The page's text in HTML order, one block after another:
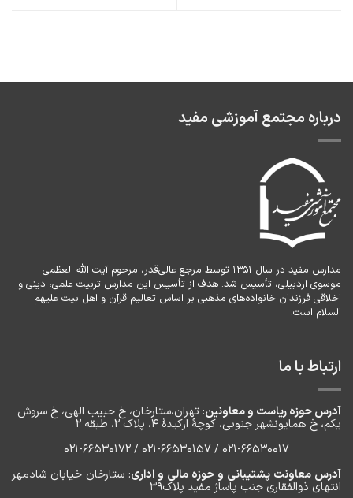
درباره مجتمع آموزشی مفید
مدارس مفید در سال ۱۳۵۱ توسط مرجع عالی‌قدر، مرحوم آیت الله العظمی
موسوی اردبیلی، تأسیس شد. هدف از تأسیس این مدارس تربیت علمی، دینی و
اخلاقی فرزندان خانواده‌های مذهبی بر اساس تعالیم قرآن و اهل بیت علیهم
السلام است.
ارتباط با ما
آدرس حوزه ریاست و معاونین: تهران،ستارخان، خ حبیب الهی، خ سروش
یکم، خ‌ همایونشهر جنوبی، کوچۀ ارکیدۀ ۴، پلاک ۲، طبقه ۲
۰۲۱-66530017 / 021-66530157 / 021-66530172
آدرس معاونت پشتیبانی و حوزه مالی و اداری: ستارخان خیابان شادمهر
انتهای ذوالفقاری جنب پاساژ مفید پلاک۳۹